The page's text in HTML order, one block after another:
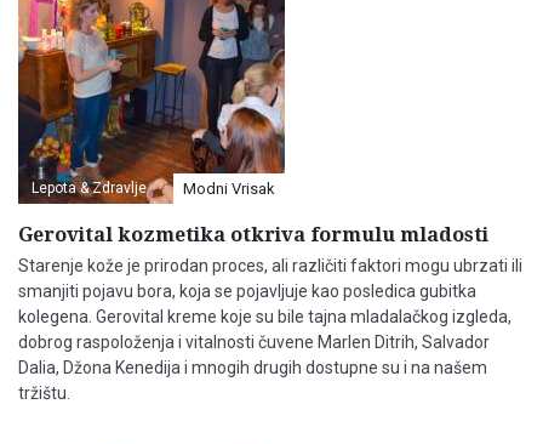
Lepota & Zdravlje Modni Vrisak
Gerovital kozmetika otkriva formulu mladosti
Starenje kože je prirodan proces, ali različiti faktori mogu ubrzati ili
smanjiti pojavu bora, koja se pojavljuje kao posledica gubitka
kolegena. Gerovital kreme koje su bile tajna mladalačkog izgleda,
dobrog raspoloženja i vitalnosti čuvene Marlen Ditrih, Salvador
Dalia, Džona Kenedija i mnogih drugih dostupne su i na našem
tržištu.